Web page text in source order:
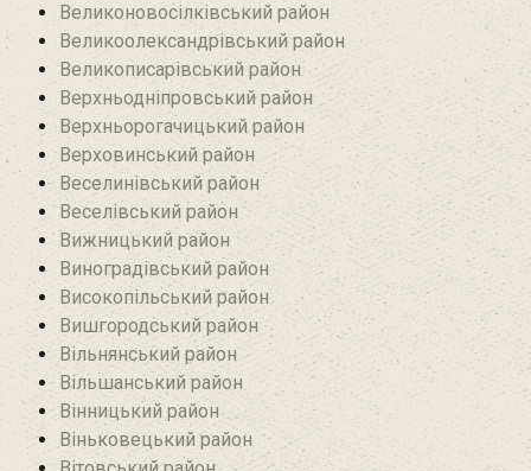
Великоновосілківський район‎
Великоолександрівський район
Великописарівський район
Верхньодніпровський район
Верхньорогачицький район
Верховинський район
Веселинівський район‎
Веселівський район‎
Вижницький район
Виноградівський район
Високопільський район
Вишгородський район
Вільнянський район‎
Вільшанський район
Вінницький район
Віньковецький район